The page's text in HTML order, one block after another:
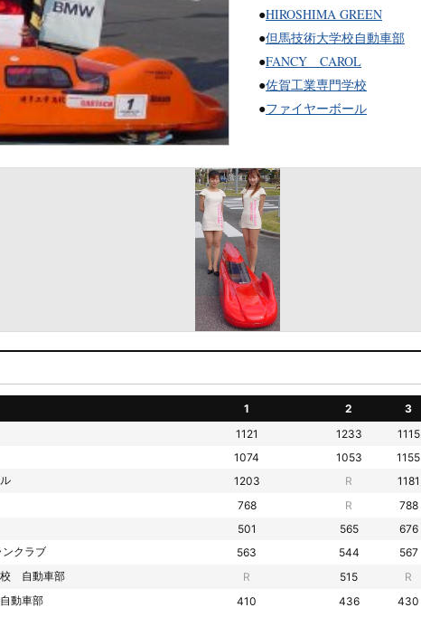
●HIROSHIMA GREEN
●但馬技術大学校自動車部
●FANCY CAROL
●佐賀工業専門学校
●ファイヤーボール
1 2 3
1121 1233 1115
1074 1053 1155
1203 R 1181
768 R 788
501 565 676
クラブ 563 544 567
校 自動車部 R 515 R
動車部 410 436 430